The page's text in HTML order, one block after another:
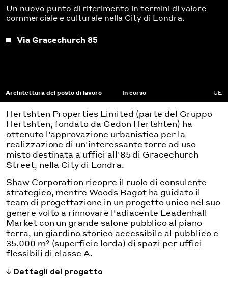
Un nuovo punto di riferimento in termini di valore
commerciale e culturale nella City di Londra.
Via Gracechurch 85
Architettura del posto di lavoro In corso UE
Hertshten Properties Limited (parte del Gruppo
Hertshten, fondato da Gedon Hertshten) ha
ottenuto l'approvazione urbanistica per la
realizzazione di un'interessante torre ad uso
misto destinata a uffici all'85 di Gracechurch
Street, nella City di Londra.
Shaw Corporation ricopre il ruolo di consulente
strategico, mentre Woods Bagot ha guidato il
team di progettazione in un progetto unico nel suo
genere volto a rinnovare l'adiacente Leadenhall
Market con un grande salone pubblico al piano
terra, un giardino storico accessibile al pubblico e
35.000 m² (superficie lorda) di spazi per uffici
flessibili di classe A.
Dettagli del progetto